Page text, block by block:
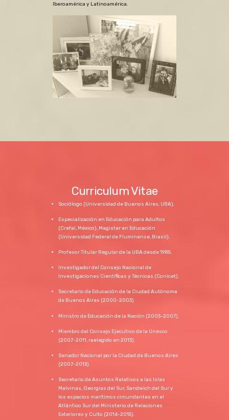
Iberoamérica y Latinoamérica.
Curriculum Vitae
Sociólogo (Universidad de Buenos Aires, UBA).
Especialización en Educación para Adultos
(Crefal, México), Magister en Educación
(Universidad Federal de Fluminense, Brasil).
Profesor Titular Regular de la UBA desde 1985.
Investigador del Consejo Nacional de
Investigaciones Científicas y Técnicas (Conicet).
Secretario de Educación de la Ciudad Autónoma
de Buenos Aires (2000-2003)
Ministro de Educación de la Nación (2003-2007).
Miembro del Consejo Ejecutivo de la Unesco
(2007-2011, reelegido en 2013).
Senador Nacional por la Ciudad de Buenos Aires
(2007-2013).
Secretario de Asuntos Relativos a las Islas
Malvinas, Georgias del Sur, Sandwich del Sur y
los espacios marítimos circundantes en el
Atlántico Sur del Ministerio de Relaciones
Exteriores y Culto (2014-2015).